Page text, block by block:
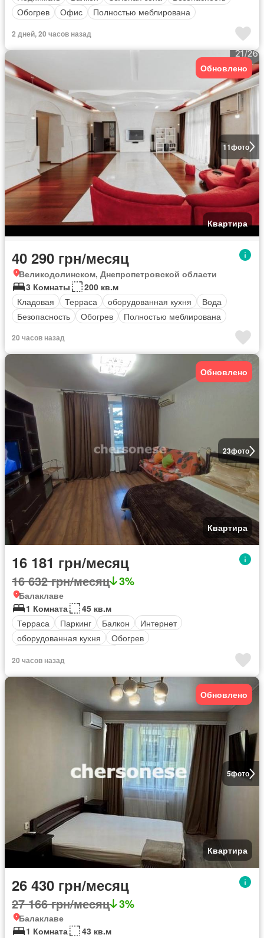
Обогрев
Офис Полностью меблирована
2 дней, 20 часов назад
11фото
Обновлено
Квартира
40 290 грн/месяц
Великодолинском, Днепропетровской области
3 Комнаты
200 кв.м
Кладовая
Терраса оборудованная кухня
Вода
Безопасность
Обогрев Полностью меблирована
20 часов назад
23фото
Обновлено
Квартира
16 181 грн/месяц
16 632 грн/месяц 3%
Балаклаве
1 Комната
45 кв.м
Терраса
Паркинг Балкон
Интернет
оборудованная кухня
Обогрев
20 часов назад
5фото
Обновлено
Квартира
26 430 грн/месяц
27 166 грн/месяц 3%
Балаклаве
1 Комната
43 кв.м